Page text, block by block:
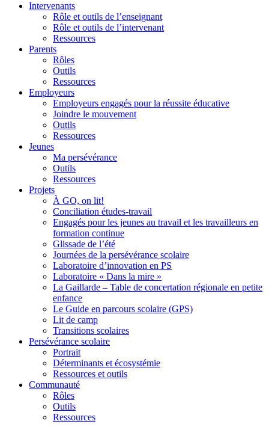
Intervenants
Rôle et outils de l’enseignant
Rôle et outils de l’intervenant
Ressources
Parents
Rôles
Outils
Ressources
Employeurs
Employeurs engagés pour la réussite éducative
Joindre le mouvement
Outils
Ressources
Jeunes
Ma persévérance
Outils
Ressources
Projets
À GO, on lit!
Conciliation études-travail
Engagés pour les jeunes au travail et les travailleurs en
formation continue
Glissade de l’été
Journées de la persévérance scolaire
Laboratoire d’innovation en PS
Laboratoire « Dans la mire »
La Gaillarde – Table de concertation régionale en petite
enfance
Le Guide en parcours scolaire (GPS)
Lit de camp
Transitions scolaires
Persévérance scolaire
Portrait
Déterminants et écosystémie
Ressources et outils
Communauté
Rôles
Outils
Ressources